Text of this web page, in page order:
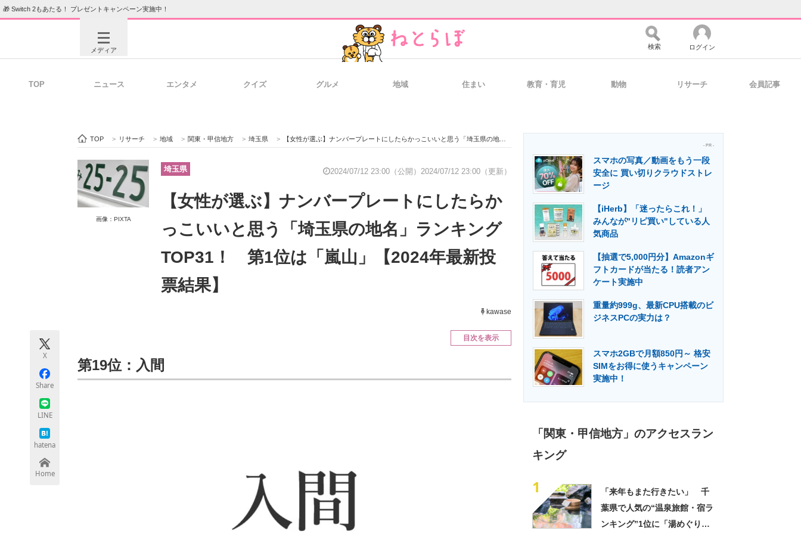
🎁 Switch 2もあたる！ プレゼントキャンペーン実施中！
メディア
ビジネスと働き方のヒント 経営リーダーのコミュニティ マーケ×ITの今がよく分かる
ITエンジニア向け専門サイト IT製品の技術・比較・事例 製造業のIT導入・活用を支援
モノづくり技術者専門サイト エネルギーの専門メディア 建設×テクノロジーの最前線
検索 ログイン
TOP ニュース エンタメ クイズ グルメ 地域 住まい 教育・育児 動物 リサーチ 会員記事
TOP > リサーチ > 地域 > 関東・甲信地方 > 埼玉県 > 【女性が選ぶ】ナンバープレートにしたらかっこいいと思う「埼玉県の地名」ランキングTOP31！ 第1位は「嵐山」【2024年最新投票結果】
画像：PIXTA
埼玉県 2024/07/12 23:00（公開） 2024/07/12 23:00（更新）
【女性が選ぶ】ナンバープレートにしたらか
っこいいと思う「埼玉県の地名」ランキング
TOP31！ 第1位は「嵐山」【2024年最新投
票結果】
kawase
X
Share
LINE
hatena
Home
目次を表示
第19位：入間
- PR -
スマホの写真／動画をもう一段
安全に 買い切りクラウドストレ
ージ
【iHerb】「迷ったらこれ！」
みんなが"リピ買い"している人
気商品
【抽選で5,000円分】Amazonギ
フトカードが当たる！読者アン
ケート実施中
重量約999g、最新CPU搭載のビ
ジネスPCの実力は？
スマホ2GBで月額850円～ 格安
SIMをお得に使うキャンペーン
実施中！
「関東・甲信地方」のアクセスラン
キング
1
「来年もまた行きたい」 千
葉県で人気の“温泉旅館・宿ラ
ンキング”1位に「湯めぐりで